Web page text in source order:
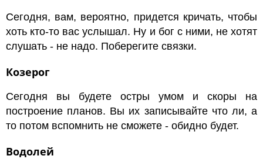
Сегодня, вам, вероятно, придется кричать, чтобы
хоть кто-то вас услышал. Ну и бог с ними, не хотят
слушать - не надо. Поберегите связки.
Козерог
Сегодня вы будете остры умом и скоры на
построение планов. Вы их записывайте что ли, а
то потом вспомнить не сможете - обидно будет.
Водолей